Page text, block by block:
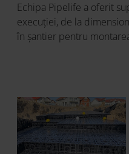
Echipa Pipelife a oferit
execuției, de la
în șantier pentru